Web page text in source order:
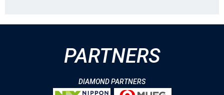
PARTNERS
DIAMOND PARTNERS